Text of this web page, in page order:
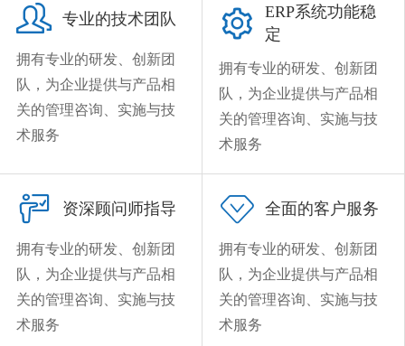
 专业的技术团队
拥有专业的研发、创新团
队，为企业提供与产品相
关的管理咨询、实施与技
术服务

ERP系统功能稳
定
拥有专业的研发、创新团
队，为企业提供与产品相
关的管理咨询、实施与技
术服务
 资深顾问师指导
拥有专业的研发、创新团
队，为企业提供与产品相
关的管理咨询、实施与技
术服务
 全面的客户服务
拥有专业的研发、创新团
队，为企业提供与产品相
关的管理咨询、实施与技
术服务